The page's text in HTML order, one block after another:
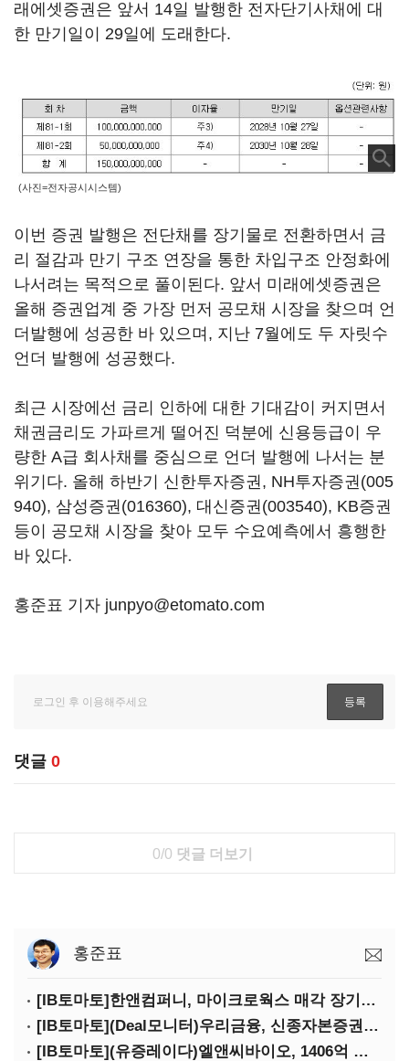
래에셋증권은 앞서 14일 발행한 전자단기사채에 대
한 만기일이 29일에 도래한다.
(사진=전자공시시스템)
이번 증권 발행은 전단채를 장기물로 전환하면서 금
리 절감과 만기 구조 연장을 통한 차입구조 안정화에
나서려는 목적으로 풀이된다. 앞서 미래에셋증권은
올해 증권업계 중 가장 먼저 공모채 시장을 찾으며 언
더발행에 성공한 바 있으며, 지난 7월에도 두 자릿수
언더 발행에 성공했다.
최근 시장에선 금리 인하에 대한 기대감이 커지면서
채권금리도 가파르게 떨어진 덕분에 신용등급이 우
량한 A급 회사채를 중심으로 언더 발행에 나서는 분
위기다. 올해 하반기 신한투자증권, NH투자증권(005
940), 삼성증권(016360), 대신증권(003540), KB증권
등이 공모채 시장을 찾아 모두 수요예측에서 흥행한
바 있다.
홍준표 기자 junpyo@etomato.com
댓글 0
0/0 댓글 더보기
홍준표
[IB토마토]한앤컴퍼니, 마이크로웍스 매각 장기화 대비…배당 회수판 깔았다
[IB토마토](Deal모니터)우리금융, 신종자본증권 발행했지만 차환금리 '부담'
[IB토마토](유증레이다)엘앤씨바이오, 1406억 유증…최대주주는 절반만 청약